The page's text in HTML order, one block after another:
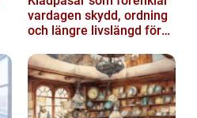
vardagen skydd, ordning
och längre livslängd för